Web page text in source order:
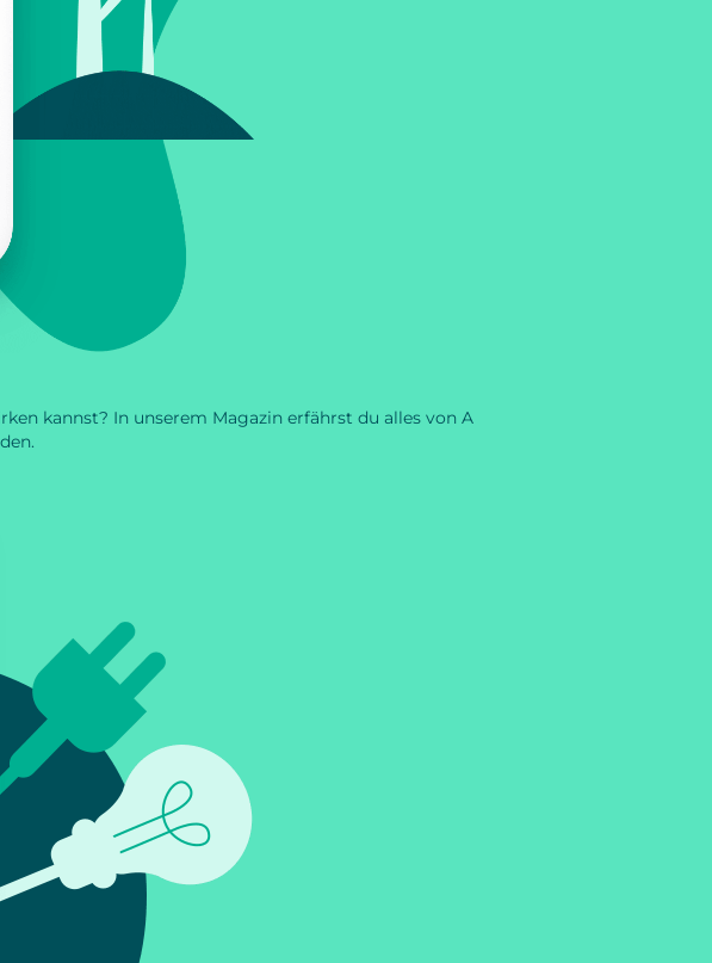
kannst? In unserem Magazin erfährst du alles von A